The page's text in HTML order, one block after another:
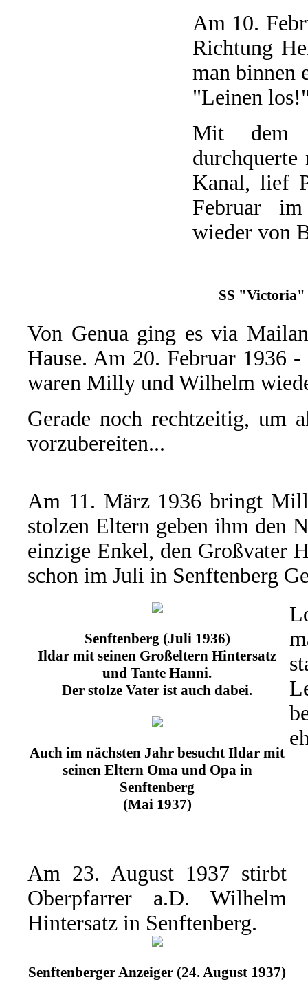
Am 10.
Richtung
man binnen
"Leinen
Mit dem
durchquerte
Kanal, lief
Februar
wieder von
SS "Victoria"
Von Genua ging es via
Hause. Am 20. Februar 1936
waren Milly und Wilhelm
Gerade noch rechtzeitig, um
vorzubereiten...
Am 11. März 1936 bringt
stolzen Eltern geben ihm den
einzige Enkel, den Großvater
schon im Juli in Senftenberg
Senftenberg (Juli 1936)
Ildar mit seinen Großeltern Hintersatz
und Tante Hanni.
Der stolze Vater ist auch dabei.
Auch im nächsten Jahr besucht Ildar mit
seinen Eltern Oma und Opa in
Senftenberg
(Mai 1937)
Am 23. August 1937 stirbt
Oberpfarrer a.D. Wilhelm
Hintersatz in Senftenberg.
Senftenberger Anzeiger (24. August 1937)